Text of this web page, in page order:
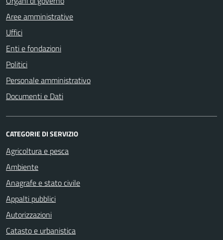
Aree amministrative
Uffici
Enti e fondazioni
Politici
Personale amministrativo
Documenti e Dati
CATEGORIE DI SERVIZIO
Agricoltura e pesca
Ambiente
Anagrafe e stato civile
Appalti pubblici
Autorizzazioni
Catasto e urbanistica